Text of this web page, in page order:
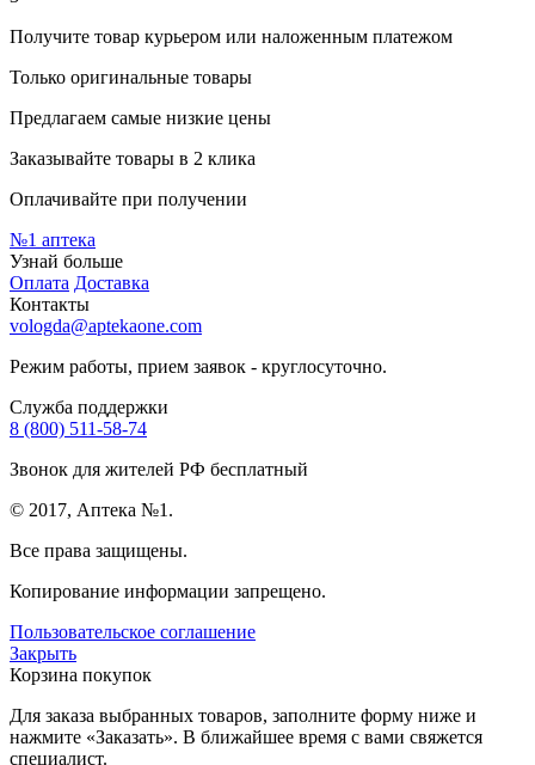
Получите товар курьером или наложенным платежом
Только оригинальные товары
Предлагаем самые низкие цены
Заказывайте товары в 2 клика
Оплачивайте при получении
№1 аптека
Узнай больше
Оплата Доставка
Контакты
vologda@aptekaone.com
Режим работы, прием заявок - круглосуточно.
Служба поддержки
8 (800) 511-58-74
Звонок для жителей РФ бесплатный
© 2017, Аптека №1.
Все права защищены.
Копирование информации запрещено.
Пользовательское соглашение
Закрыть
Корзина покупок
Для заказа выбранных товаров, заполните форму ниже и
нажмите «Заказать». В ближайшее время с вами свяжется
специалист.